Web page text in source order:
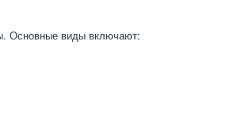
Основные виды включают: